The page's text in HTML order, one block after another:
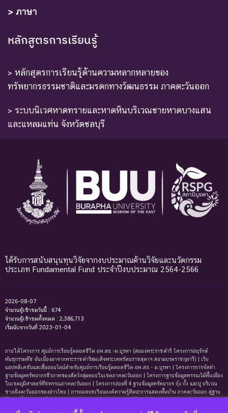
> ภาษา
หลักสูตรการเรียนรู้
> หลักสูตรการเรียนรู้ด้านความหลากหลายของ
ทรัพยากรธรรมชาติและมรดกทางวัฒนธรรม ภาคตะวันออก
> ระบบนิเวศหาดทรายและหาดหินบริเวณชายหาดบางแสน
และแหลมแท่น จังหวัดชลบุรี
ได้รับการสนับสนุนทุนวิจัยจากงบประมาณด้านวิจัยและนวัตกรรม
ประเภท Fundamental Fund ประจำปีงบประมาณ 2564-2566
2026-08-07
จำนวนผู้เข้าชมวันนี้ : 674
จำนวนผู้เข้าชมทั้งหมด : 2,386,713
เริ่มนับจากวันที่ 2023-01-04
ภายใต้โครงการ ศูนย์การเรียนรู้ตลอดชีวิต อพ.สธ.-ม.บูรพา (สนองพระราชดำริ โครงการอนุรักษ์
พันธุกรรมพืช อันเนื่องมาจากพระราชดำริสมเด็จพระเทพรัตนราชสุดาฯ สยามบรมราชกุมารี) | เว็บ
แอปพลิเคชันและสื่อออนไลน์สำหรับศูนย์การเรียนรู้ตลอดชีวิต อพ.สธ.- ม.บูรพา | โครงการการจัดทํา
ฐานข้อมูลทรัพยากรชีวภาพของสัตว์กลุ่มหอยในเขตภาคตะวันออก | โครงการฐานข้อมูลพรรณไม้พื้นเมือง
ในเขตภูมิศาสตร์พืชพรรณภาคตะวันออก | โครงการย่อยที่ 4 ฐานข้อมูลทรัพยากร กุ้ง กั้ง และปู บริเวณ
ชายฝั่งตะวันออกของอ่าวไทย | การถอดบทเรียนองค์ความรู้ศิลปะการแสดงพื้นบ้าน ภาคตะวันออก สู่ฐาน
ทรัพยากรธรรมชาติและมรดกทางวัฒนธรรม ภาคตะวันออก | ฐานข้อมูลมดในเขตภาคตะวันออกของ